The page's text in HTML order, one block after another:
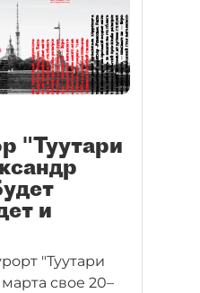
"Туутари
и
"Туутари
свое 20–